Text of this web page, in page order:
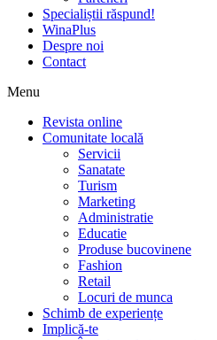
Specialiștii răspund!
WinaPlus
Despre noi
Contact
Menu
Revista online
Comunitate locală
Servicii
Sanatate
Turism
Marketing
Administratie
Educatie
Produse bucovinene
Fashion
Retail
Locuri de munca
Schimb de experiențe
Implică-te